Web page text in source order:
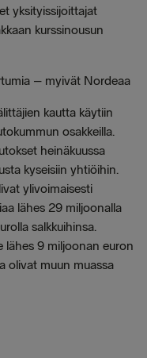
yksityissijoittajat
kurssinousun
– myivät Nordeaa
kautta käytiin
osakkeilla.
heinäkuussa
kyseisiin yhtiöihin.
ylivoimaisesti
lähes 29 miljoonalla
salkkuihinsa.
lähes 9 miljoonan euron
olivat muun muassa